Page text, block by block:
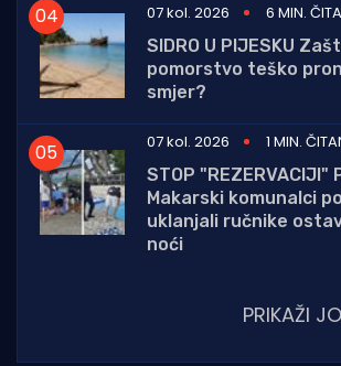
07 kol. 2026
6 MIN.
SIDRO U PIJESKU
pomorstvo teško
smjer?
07 kol. 2026
1 MIN.
STOP "REZERVACIJI"
Makarski komunalci
uklanjali ručnike
noći
PRIKAŽI